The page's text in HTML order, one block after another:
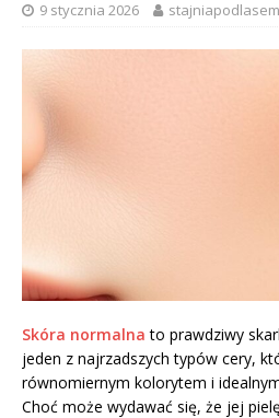
9 stycznia 2026
Skóra normalna to prawdziwy
jeden z najrzadszych typów cery,
równomiernym kolorytem i
Choć może wydawać się, że jej